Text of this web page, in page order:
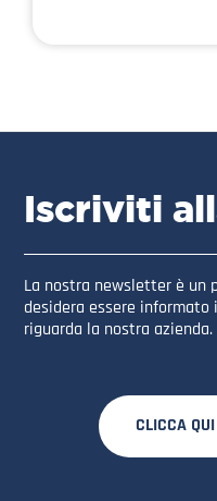
Iscriviti
La nostra newsletter è un
desidera essere
riguarda la nostra azienda.
CLICCA